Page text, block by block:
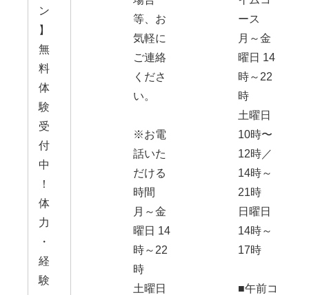
ン
】
無
料
体
験
受
付
中
！
体
力
・
経
験
等、お
気軽に
ご連絡
くださ
い。
※お電
話いた
だける
時間
月～金
曜日 14
時～22
時
土曜日
ース
月～金
曜日 14
時～22
時
土曜日
10時〜
12時／
14時～
21時
日曜日
14時～
17時
■午前コ